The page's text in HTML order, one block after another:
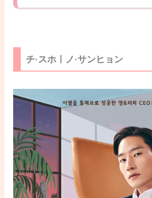
チ·スホㅣノ·サンヒョン